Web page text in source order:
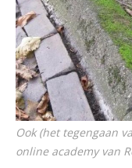
Ook (het tegengaan
online academy van